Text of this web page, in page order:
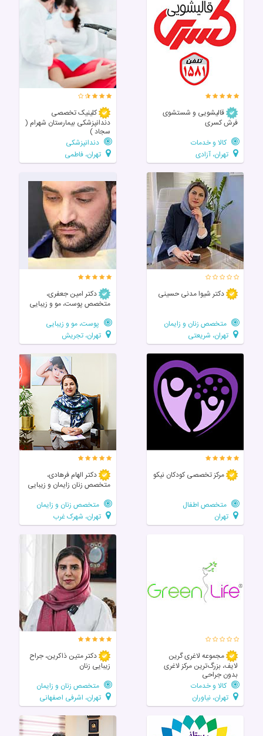
قالیشویی و شستشوی
فرش کسری
کالا و خدمات
تهران، آزادی
کلینیک تخصصی
دندانپزشکی بیمارستان شهرام (
سجاد )
دندانپزشکی
تهران، فاطمی
دکتر شیوا مدنی حسینی
متخصص زنان و زایمان
تهران، شریعتی
دکتر امین جعفری،
متخصص پوست، مو و زیبایی
پوست، مو و زیبایی
تهران، تجریش
مرکز تخصصی‌ کودکان‌ نیکو
متخصص اطفال
تهران
دکتر الهام فرهادی،
متخصص زنان زايمان و زیبایی
متخصص زنان و زایمان
تهران، شهرک غرب
مجموعه لاغری گرین
لایف، بزرگ‌ترین مرکز لاغری
بدون جراحی
کالا و خدمات
تهران، نیاوران
دکتر متین ذاکرین، جراح
زیبایی زنان
متخصص زنان و زایمان
تهران، اشرفی اصفهانی